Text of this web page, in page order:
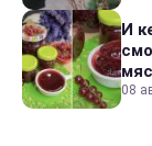
И
08